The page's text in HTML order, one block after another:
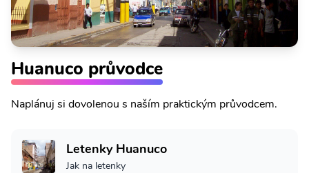
Huanuco průvodce
Naplánuj si dovolenou s naším praktickým průvodcem.
Letenky Huanuco
Jak na letenky